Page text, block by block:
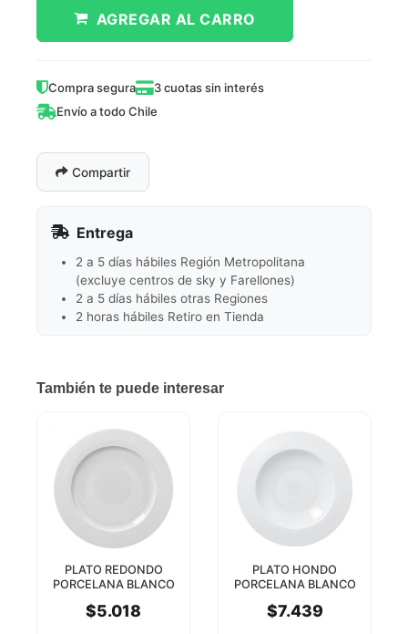
AGREGAR AL CARRO
Compra segura
3 cuotas sin interés
Envío a todo Chile
Compartir
Entrega
2 a 5 días hábiles Región Metropolitana
(excluye centros de sky y Farellones)
2 a 5 días hábiles otras Regiones
2 horas hábiles Retiro en Tienda
También te puede interesar
PLATO REDONDO
PORCELANA BLANCO
PORCELAIN
$5.018
PLATO HONDO
PORCELANA BLANCO
$7.439